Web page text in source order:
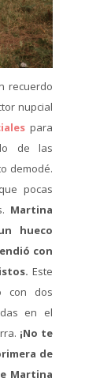
recuerdo
nupcial
para
de las
demodé.
pocas
Martina
hueco
con
Este
con dos
en el
¡No te
de
Martina